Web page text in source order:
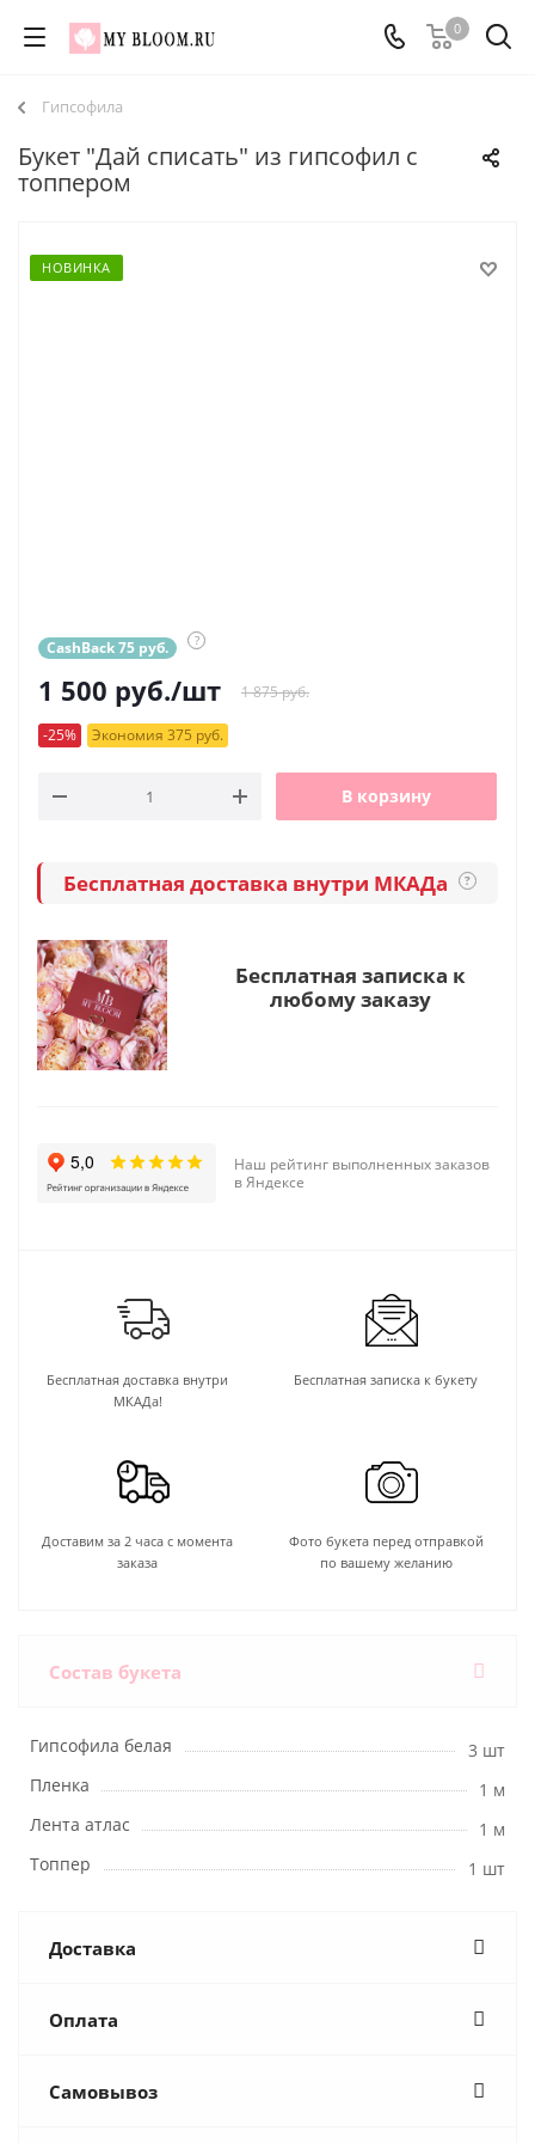
0
Гипсофила
Букет "Дай списать" из гипсофил с
топпером
НОВИНКА
CashBack 75 руб. ?
1 500 руб./шт 1 875 руб.
-25% Экономия 375 руб.
В корзину
Бесплатная доставка внутри МКАДа ?
Бесплатная записка к
любому заказу
Наш рейтинг выполненных заказов
в Яндексе
Бесплатная доставка внутри
МКАДа!
Бесплатная записка к букету
Доставим за 2 часа с момента
заказа
Фото букета перед отправкой
по вашему желанию
Состав букета
Гипсофила белая
3 шт
Пленка
1 м
Лента атлас
1 м
Топпер
1 шт
Доставка
Оплата
Самовывоз